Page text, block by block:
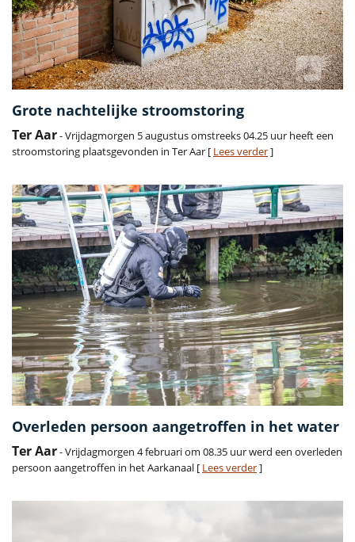
Grote nachtelijke stroomstoring
Ter Aar- Vrijdagmorgen 5 augustus omstreeks 04.25 uur heeft een
stroomstoring plaatsgevonden in Ter Aar [ Lees verder]
Overleden persoon aangetroffen in het water
Ter Aar- Vrijdagmorgen 4 februari om 08.35 uur werd een overleden
persoon aangetroffen in het Aarkanaal [ Lees verder]